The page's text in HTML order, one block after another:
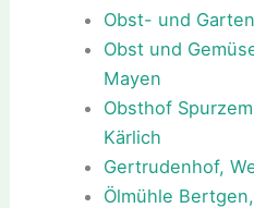
Obst- und
Obst und
Mayen
Obsthof
Kärlich
Gertrudenhof,
Ölmühle